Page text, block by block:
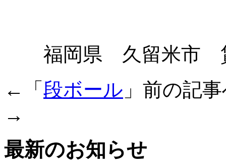
福岡県 久留米市
←「 段ボール 」前の記
→
最新のお知らせ